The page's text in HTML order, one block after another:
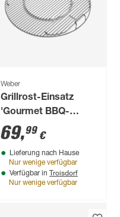
Weber
Grillrost-Einsatz
'Gourmet BBQ-
System' für
Holzkohlegrills Ø 57
cm
69,99 €
Lieferung nach Hause
Nur wenige verfügbar
Verfügbar in Troisdorf
Nur wenige verfügbar